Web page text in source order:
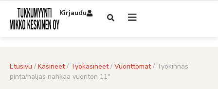
Kirjaudu
Etusivu / Käsineet/ Työkäsineet/ Vuorittomat/ Työkinnas
pinta/haljas nahkaa vuoriton 11″